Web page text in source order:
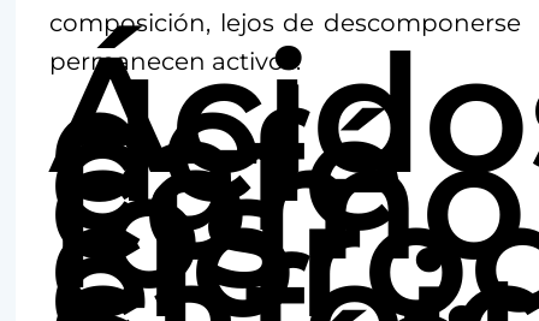
composición, lejos de descomponerse
permanecen activos.
del
café
como
los